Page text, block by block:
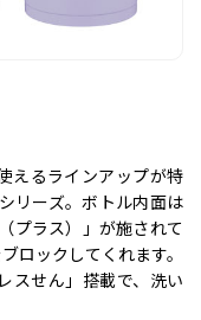
えるラインアップが特
リーズ。ボトル内面は
プラス）」が施されて
ロックしてくれます。
スせん」搭載で、洗い